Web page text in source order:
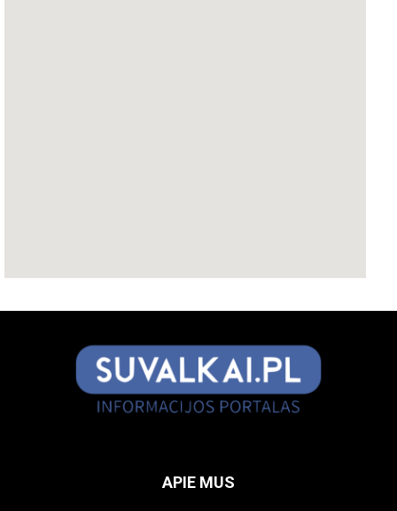
APIE MUS